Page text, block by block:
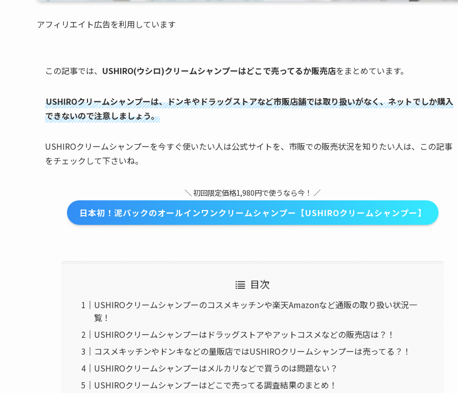
アフィリエイト広告を利用しています
この記事では、 USHIRO(ウシロ)クリームシャンプーはどこで売ってるか販売店をまとめています。
USHIROクリームシャンプーは、ドンキやドラッグストアなど市販店舗では取り扱いがなく、ネットでしか購入
できないので注意しましょう。
USHIROクリームシャンプーを今すぐ使いたい人は公式サイトを、市販での販売状況を知りたい人は、この記事
をチェックして下さいね。
＼ 初回限定価格1,980円で使うなら今！ ／
日本初！泥パックのオールインワンクリームシャンプー【USHIROクリームシャンプー】
目次
USHIROクリームシャンプーのコスメキッチンや楽天Amazonなど通販の取り扱い状況一
覧！
USHIROクリームシャンプーはドラッグストアやアットコスメなどの販売店は？！
コスメキッチンやドンキなどの量販店ではUSHIROクリームシャンプーは売ってる？！
USHIROクリームシャンプーはメルカリなどで買うのは問題ない？
USHIROクリームシャンプーはどこで売ってる調査結果のまとめ！